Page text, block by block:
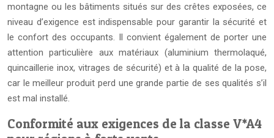
montagne ou les bâtiments situés sur des crêtes exposées, ce
niveau d’exigence est indispensable pour garantir la sécurité et
le confort des occupants. Il convient également de porter une
attention particulière aux matériaux (aluminium thermolaqué,
quincaillerie inox, vitrages de sécurité) et à la qualité de la pose,
car le meilleur produit perd une grande partie de ses qualités s’il
est mal installé.
Conformité aux exigences de la classe V*A4